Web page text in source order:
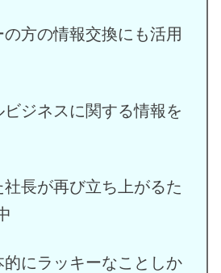
方の情報交換にも活用
ジネスに関する情報を
長が再び立ち上がるた
にラッキーなことしか